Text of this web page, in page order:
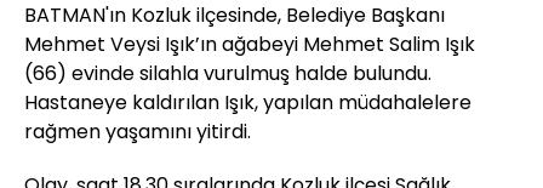
BATMAN'ın Kozluk ilçesinde, Belediye Başkanı
Mehmet Veysi Işık’ın ağabeyi Mehmet Salim Işık
(66) evinde silahla vurulmuş halde bulundu.
Hastaneye kaldırılan Işık, yapılan müdahalelere
rağmen yaşamını yitirdi.